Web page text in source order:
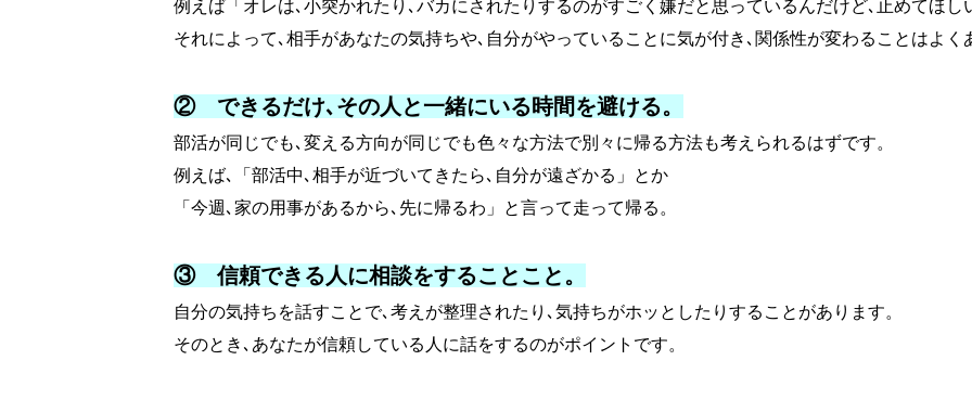
例えば「オレは､小突かれたり､バカにされたりするのがすごく嫌だと思っているんだけど､止めてほし
それによって､相手があなたの気持ちや､自分がやっていることに気が付き､関係性が変わることはよく
② できるだけ､その人と一緒にいる時間を避ける。
部活が同じでも､変える方向が同じでも色々な方法で別々に帰る方法も考えられるはずです。
例えば､「部活中､相手が近づいてきたら､自分が遠ざかる」とか
「今週､家の用事があるから､先に帰るわ」と言って走って帰る。
③ 信頼できる人に相談をすることこと。
自分の気持ちを話すことで､考えが整理されたり､気持ちがホッとしたりすることがあります。
そのとき､あなたが信頼している人に話をするのがポイントです。